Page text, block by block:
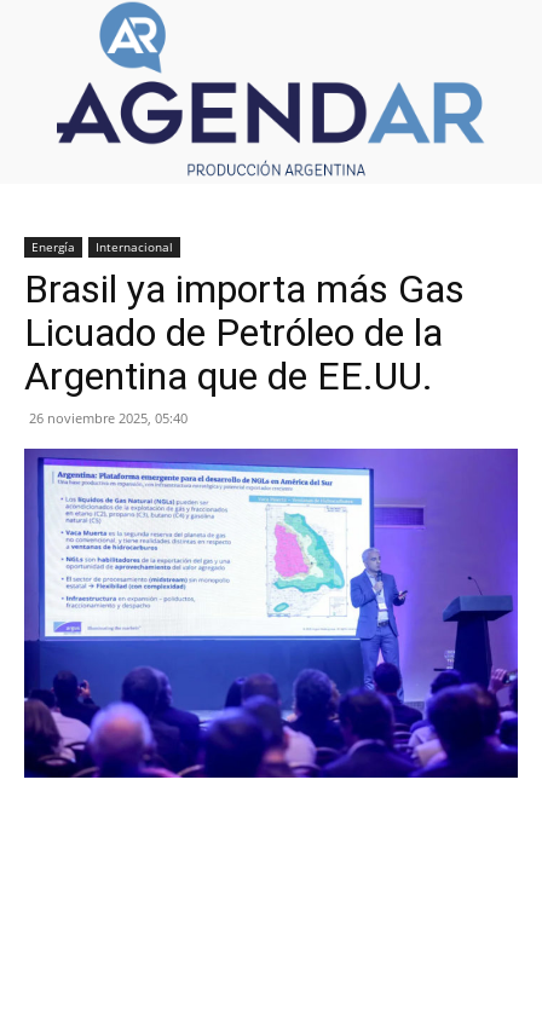
Energía Internacional
Brasil ya importa más Gas
Licuado de Petróleo de la
Argentina que de EE.UU.
26 noviembre 2025, 05:40